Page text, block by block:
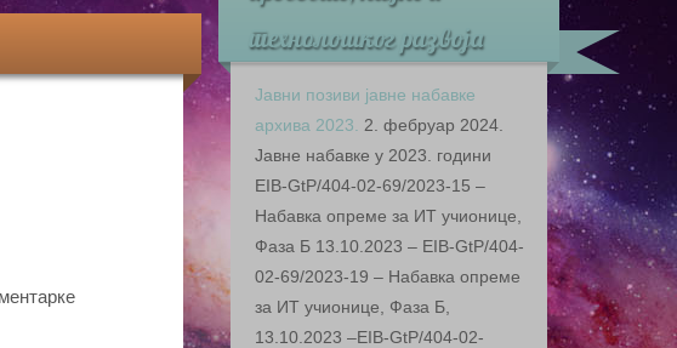
технолошког развоја
Јавни позиви јавне набавке
архива 2023.
2. фебруар 2024.
Јавне набавке у 2023. години
EIB-GtP/404-02-69/2023-15 –
Набавка опреме за ИТ учионице,
Фаза Б 13.10.2023 – EIB-GtP/404-
02-69/2023-19 – Набавка опреме
за ИТ учионице, Фаза Б,
13.10.2023 –EIB-GtP/404-02-